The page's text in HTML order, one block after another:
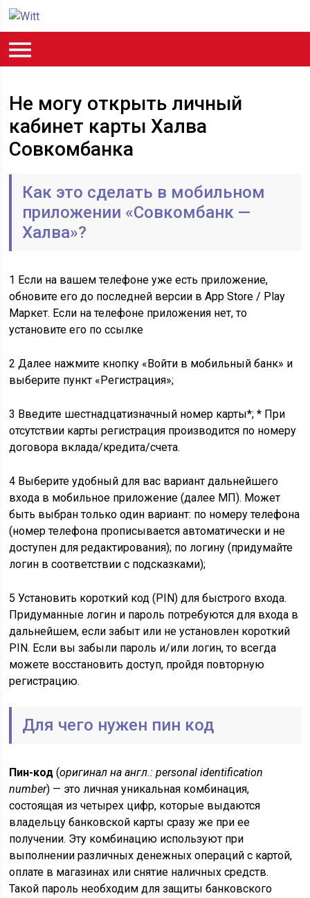
Не могу открыть личный
кабинет карты Халва
Совкомбанка
Как это сделать в мобильном
приложении «Совкомбанк —
Халва»?
1 Если на вашем телефоне уже есть приложение,
обновите его до последней версии в App Store / Play
Маркет. Если на телефоне приложения нет, то
установите его по ссылке
2 Далее нажмите кнопку «Войти в мобильный банк» и
выберите пункт «Регистрация»;
3 Введите шестнадцатизначный номер карты*; * При
отсутствии карты регистрация производится по номеру
договора вклада/кредита/счета.
4 Выберите удобный для вас вариант дальнейшего
входа в мобильное приложение (далее МП). Может
быть выбран только один вариант: по номеру телефона
(номер телефона прописывается автоматически и не
доступен для редактирования); по логину (придумайте
логин в соответствии с подсказками);
5 Установить короткий код (PIN) для быстрого входа.
Придуманные логин и пароль потребуются для входа в
дальнейшем, если забыт или не установлен короткий
PIN. Если вы забыли пароль и/или логин, то всегда
можете восстановить доступ, пройдя повторную
регистрацию.
Для чего нужен пин код
Пин-код (оригинал на англ.: personal identification
number) — это личная уникальная комбинация,
состоящая из четырех цифр, которые выдаются
владельцу банковской карты сразу же при ее
получении. Эту комбинацию используют при
выполнении различных денежных операций с картой,
оплате в магазинах или снятие наличных средств.
Такой пароль необходим для защиты банковского